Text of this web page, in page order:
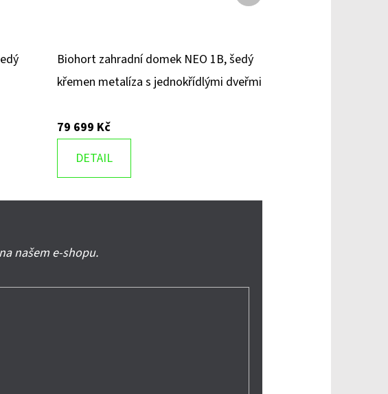
Biohort zahradní domek NEO 1B, šedý
křemen metalíza s jednokřídlými dveřmi
79 699 Kč
DETAIL
našem e-shopu.